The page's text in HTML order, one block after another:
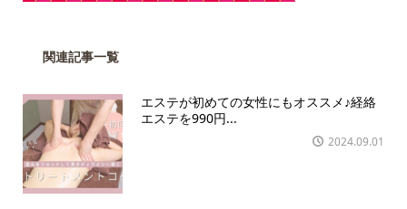
関連記事一覧
エステが初めての女性にもオススメ♪経絡
エステを990円...
2024.09.01